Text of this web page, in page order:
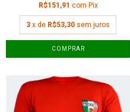
R$151,91 com Pix
3 x de R$53,30 sem juros
COMPRAR